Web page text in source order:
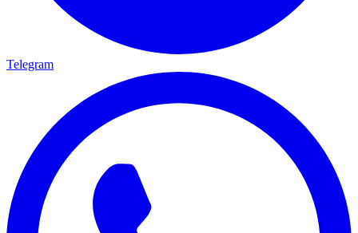
Telegram